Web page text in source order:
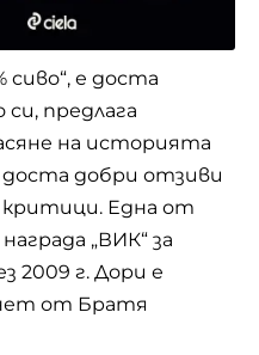
сиво“, е доста
предлага
на историята
добри отзиви
критици. Една от
„ВИК“ за
2009 г. Дори е
от Братя